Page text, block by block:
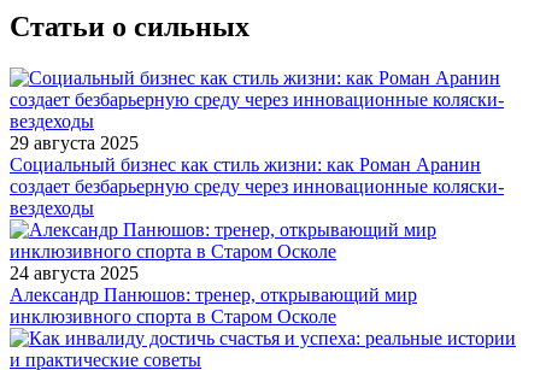
Статьи о сильных
29 августа 2025
Социальный бизнес как стиль жизни: как Роман Аранин
создает безбарьерную среду через инновационные коляски-
вездеходы
24 августа 2025
Александр Панюшов: тренер, открывающий мир
инклюзивного спорта в Старом Осколе